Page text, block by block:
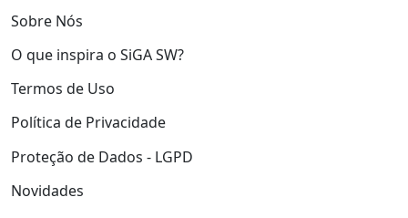
Sobre Nós
O que inspira o SiGA SW?
Termos de Uso
Política de Privacidade
Proteção de Dados - LGPD
Novidades